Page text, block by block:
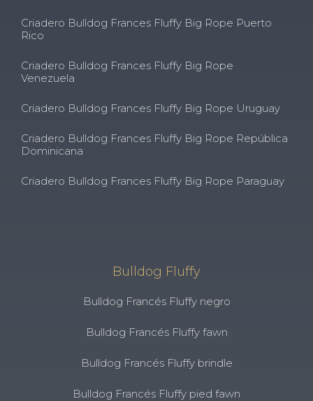
Criadero Bulldog Frances Fluffy Big Rope Puerto
Rico
Criadero Bulldog Frances Fluffy Big Rope
Venezuela
Criadero Bulldog Frances Fluffy Big Rope Uruguay
Criadero Bulldog Frances Fluffy Big Rope República
Dominicana
Criadero Bulldog Frances Fluffy Big Rope Paraguay
Bulldog Fluffy
Bulldog Francés Fluffy negro
Bulldog Francés Fluffy fawn
Bulldog Francés Fluffy brindle
Bulldog Francés Fluffy pied fawn